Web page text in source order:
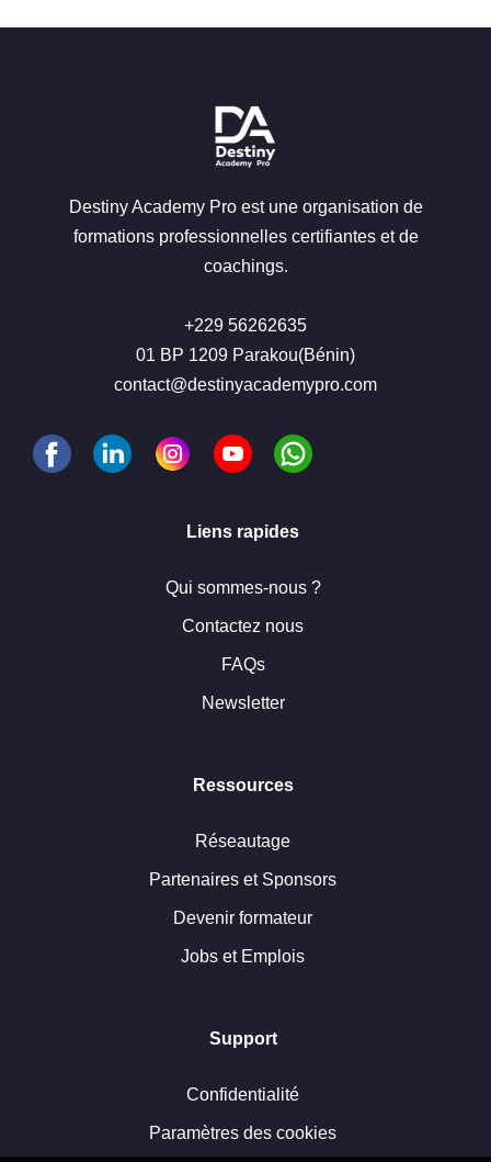
Destiny Academy Pro est une organisation de
formations professionnelles certifiantes et de
coachings.
+229 56262635
01 BP 1209 Parakou(Bénin)
contact@destinyacademypro.com
Liens rapides
Qui sommes-nous ?
Contactez nous
FAQs
Newsletter
Ressources
Réseautage
Partenaires et Sponsors
Devenir formateur
Jobs et Emplois
Support
Confidentialité
Paramètres des cookies